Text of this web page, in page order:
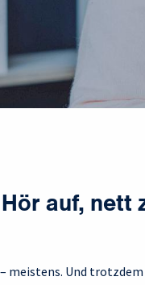
auf, nett
meistens. Und